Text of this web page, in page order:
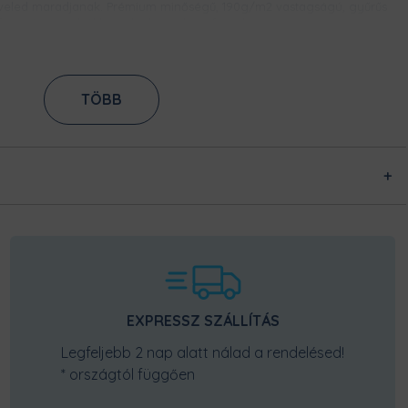
NYOMAT
technikának köszönhetően, ez a
Tudjuk, hogy mennyire fontos, hogy kényelmes legyen egy póló
nyakkivágása, ne szorítson, de ne is álljon el. Így ezt a rugalmas
majd attól tartanod, hogy idővel kinyúlik.
TÖBB
EXPRESSZ SZÁLLÍTÁS
Legfeljebb 2 nap alatt nálad a rendelésed!
* országtól függően